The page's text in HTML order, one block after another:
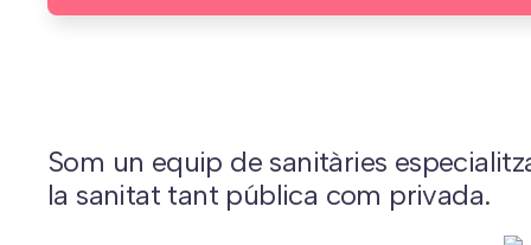
Som un equip de sanitàries
la sanitat tant pública com privada.